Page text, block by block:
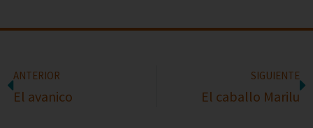
ANTERIOR
El avanico
SIGUIENTE
El caballo Marilu